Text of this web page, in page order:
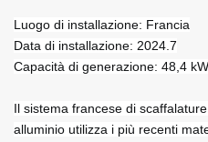
Luogo di installazione: Francia
Data di installazione: 2024.7
Capacità di generazione: 48,4 kW
Il sistema francese di
alluminio utilizza i più recenti